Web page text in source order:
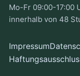
Mo-Fr 09:00-17:00
innerhalb von 48
Impressum